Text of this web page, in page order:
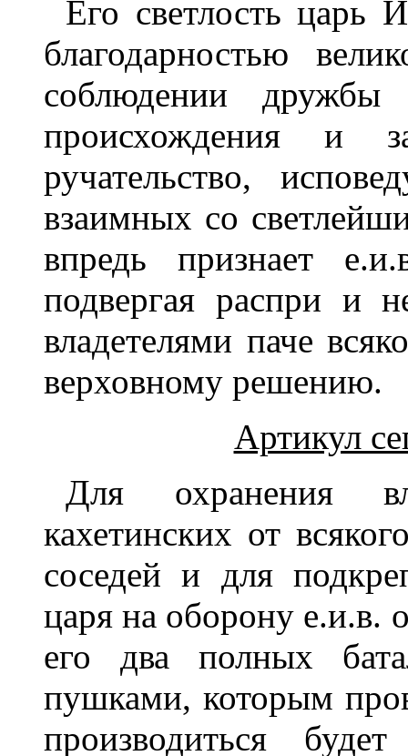
Его светлость царь
благодарностью
соблюдении
происхождения и
ручательство,
взаимных со
впредь признает
подвергая распри и
владетелями паче
верховному решению.
Артикул
Для охранения
кахетинских от
соседей и для
царя на оборону е.и.в.
его два полных
пушками, которым
производиться